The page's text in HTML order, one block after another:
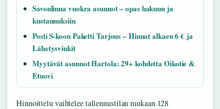
Savonlinna vuokra asunnot – opas hakuun ja
kustannuksiin
Posti S-koon Paketti Tarjous – Hinnat alkaen 6 € ja
Lähetysvinkit
Myytävät asunnot Hartola: 29+ kohdetta Oikotie &
Etuovi
Hinnoittelu vaihtelee tallennustilan mukaan 128